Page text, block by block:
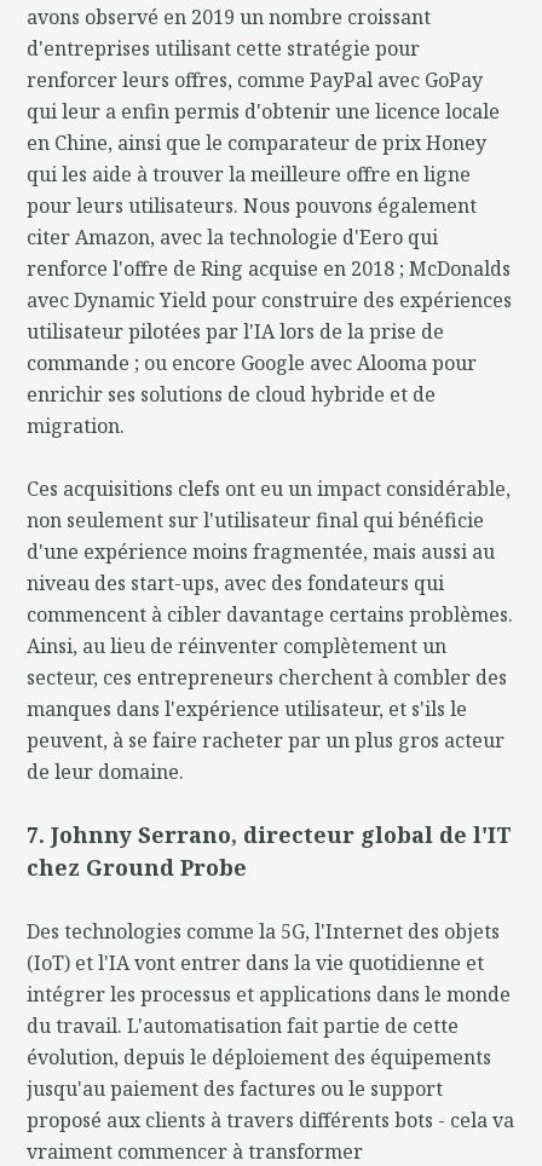
avons observé en 2019 un nombre croissant
d'entreprises utilisant cette stratégie pour
renforcer leurs offres, comme PayPal avec GoPay
qui leur a enfin permis d'obtenir une licence locale
en Chine, ainsi que le comparateur de prix Honey
qui les aide à trouver la meilleure offre en ligne
pour leurs utilisateurs. Nous pouvons également
citer Amazon, avec la technologie d'Eero qui
renforce l'offre de Ring acquise en 2018 ; McDonalds
avec Dynamic Yield pour construire des expériences
utilisateur pilotées par l'IA lors de la prise de
commande ; ou encore Google avec Alooma pour
enrichir ses solutions de cloud hybride et de
migration.
Ces acquisitions clefs ont eu un impact considérable,
non seulement sur l'utilisateur final qui bénéficie
d'une expérience moins fragmentée, mais aussi au
niveau des start-ups, avec des fondateurs qui
commencent à cibler davantage certains problèmes.
Ainsi, au lieu de réinventer complètement un
secteur, ces entrepreneurs cherchent à combler des
manques dans l'expérience utilisateur, et s'ils le
peuvent, à se faire racheter par un plus gros acteur
de leur domaine.
7. Johnny Serrano, directeur global de l'IT
chez Ground Probe
Des technologies comme la 5G, l'Internet des objets
(IoT) et l'IA vont entrer dans la vie quotidienne et
intégrer les processus et applications dans le monde
du travail. L'automatisation fait partie de cette
évolution, depuis le déploiement des équipements
jusqu'au paiement des factures ou le support
proposé aux clients à travers différents bots - cela va
vraiment commencer à transformer